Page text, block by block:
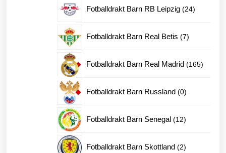
Fotballdrakt Barn RB Leipzig 2424
Fotballdrakt Barn Real Betis 77
Fotballdrakt Barn Real Madrid 165165
Fotballdrakt Barn Russland 00
Fotballdrakt Barn Senegal 1212
Fotballdrakt Barn Skottland 22